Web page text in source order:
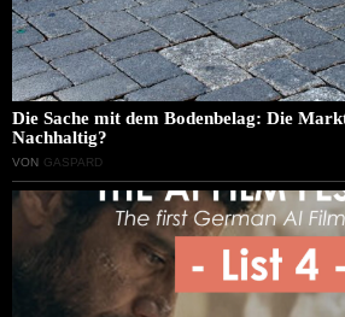
Die Sache mit dem Bodenbelag: Die
Nachhaltig?
VON GASPARD